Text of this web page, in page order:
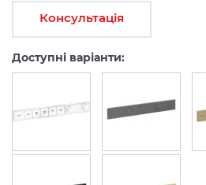
Консультація
Доступні варіанти: